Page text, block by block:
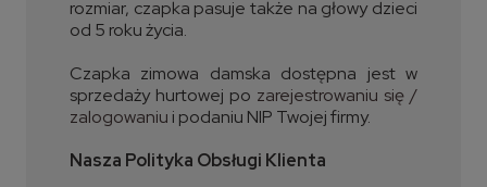
rozmiar, czapka pasuje także na głowy dzieci
od 5 roku życia.
Czapka zimowa damska dostępna jest w
sprzedaży hurtowej po zarejestrowaniu się /
zalogowaniu i podaniu NIP Twojej firmy.
Nasza Polityka Obsługi Klienta